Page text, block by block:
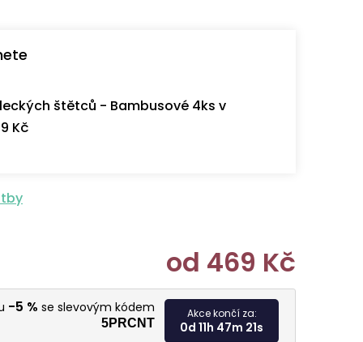
štětců - Bambusové 4ks v
Kč
od 469 Kč
Měrná
-5 % se slevovým kódem
5PRCNT
Akce končí za:
0d 11h 47m 20s